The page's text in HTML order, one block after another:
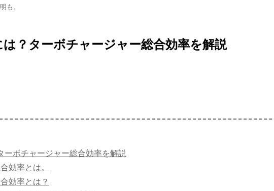
も。
？ターボチャージャー総合効率を解説
ーボチャージャー総合効率を解説
効率とは。
効率とは？